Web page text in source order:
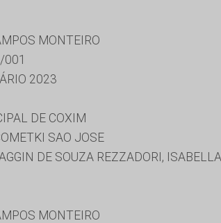
MONTEIRO
2023
DE COXIM
SAO JOSE
DE SOUZA REZZADORI,
MONTEIRO